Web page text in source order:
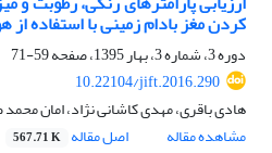
کردن مغز بادام زمینی با استفاده از
دوره 3، شماره 3، بهار 1395، صفحه
59-71
10.22104/jift.2016.290
هادی باقری، مهدی کاشانی نژاد، امان
مشاهده مقاله
اصل مقاله 567.71 K